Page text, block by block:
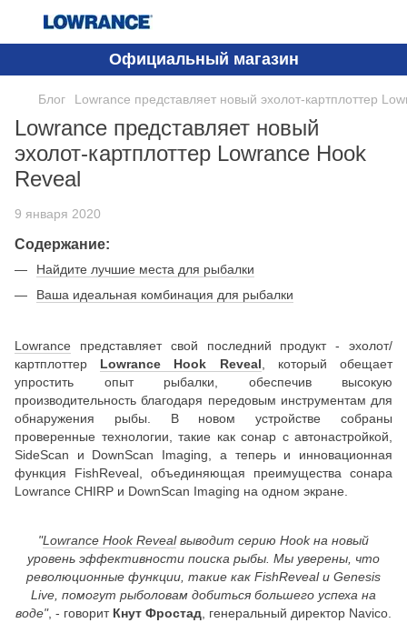
Официальный магазин
Блог Lowrance представляет новый эхолот-картплоттер
Lowrance представляет новый
эхолот-картплоттер Lowrance Hook
Reveal
9 января 2020
Содержание:
Найдите лучшие места для рыбалки
Ваша идеальная комбинация для рыбалки
Lowrance представляет свой последний продукт - эхолот/
картплоттер Lowrance Hook Reveal , который обещает
упростить опыт рыбалки, обеспечив высокую
производительность благодаря передовым инструментам для
обнаружения рыбы. В новом устройстве собраны
проверенные технологии, такие как сонар с автонастройкой,
SideScan и DownScan Imaging, а теперь и инновационная
функция FishReveal, объединяющая преимущества сонара
Lowrance CHIRP и DownScan Imaging на одном экране.
"Lowrance Hook Revealвыводит серию Hook на новый
уровень эффективности поиска рыбы. Мы уверены, что
революционные функции, такие как FishReveal и Genesis
Live, помогут рыболовам добиться большего успеха на
воде", - говорит Кнут Фростад , генеральный директор Navico.